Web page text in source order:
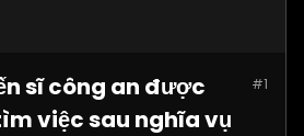
#1
sĩ công an được
việc sau nghĩa vụ